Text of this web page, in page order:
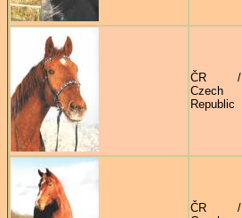
ČR /
Czech
Republic
ČR /